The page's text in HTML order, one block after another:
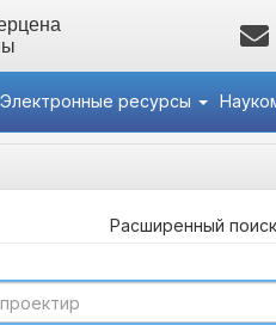
Электронные ресурсы
Расширенный поиск